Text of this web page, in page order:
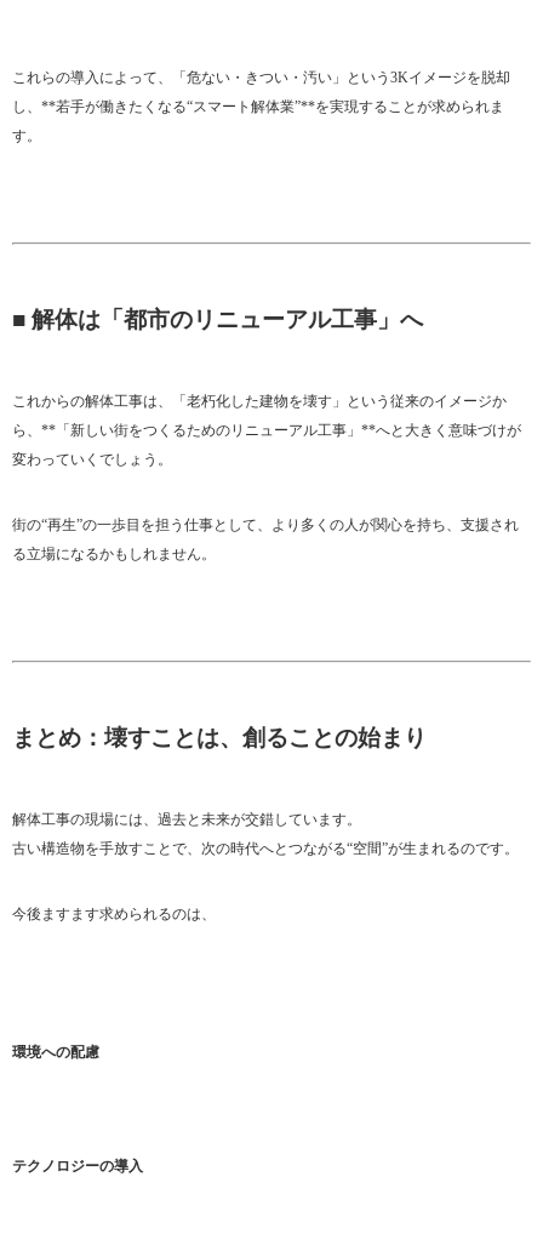
これらの導入によって、「危ない・きつい・汚い」という3Kイメージを脱却
し、**若手が働きたくなる“スマート解体業”**を実現することが求められま
す。
■ 解体は「都市のリニューアル工事」へ
これからの解体工事は、「老朽化した建物を壊す」という従来のイメージか
ら、**「新しい街をつくるためのリニューアル工事」**へと大きく意味づけが
変わっていくでしょう。
街の“再生”の一歩目を担う仕事として、より多くの人が関心を持ち、支援され
る立場になるかもしれません。
まとめ：壊すことは、創ることの始まり
解体工事の現場には、過去と未来が交錯しています。
古い構造物を手放すことで、次の時代へとつながる“空間”が生まれるのです。
今後ますます求められるのは、
環境への配慮
テクノロジーの導入